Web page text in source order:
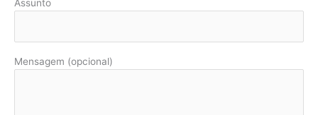
Assunto
Mensagem (opcional)